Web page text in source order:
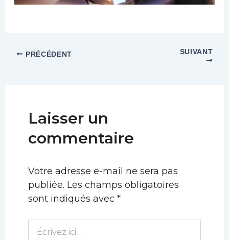
PRÉCÉDENT SUIVANT
Laisser un
commentaire
Votre adresse e-mail ne sera pas
publiée. Les champs obligatoires
sont indiqués avec *
ici…